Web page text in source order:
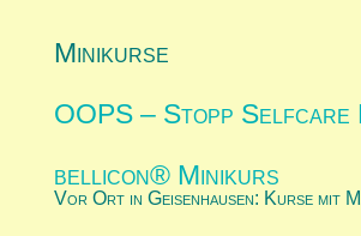
Minikurse
OOPS – Stopp Selfcare
bellicon® Minikurs
Vor Ort in Geisenhausen: Kurse mit